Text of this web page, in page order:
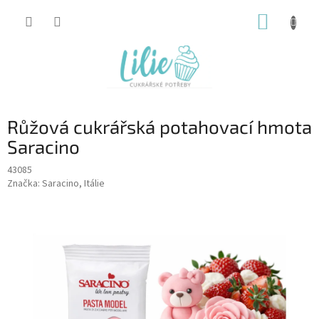
Růžová cukrářská potahovací hmota
Saracino
43085
Značka: Saracino, Itálie